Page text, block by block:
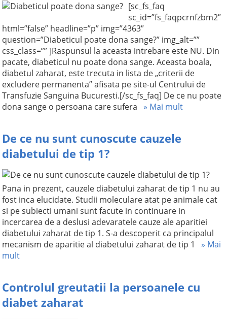
[sc_fs_faq
sc_id=”fs_faqpcrnfzbm2″
html=”false” headline=”p” img=”4363″
question=”Diabeticul poate dona sange?” img_alt=””
css_class=”” ]Raspunsul la aceasta intrebare este NU. Din
pacate, diabeticul nu poate dona sange. Aceasta boala,
diabetul zaharat, este trecuta in lista de „criterii de
excludere permanenta” afisata pe site-ul Centrului de
Transfuzie Sanguina Bucuresti.[/sc_fs_faq] De ce nu poate
dona sange o persoana care sufera » Mai mult
De ce nu sunt cunoscute cauzele
diabetului de tip 1?
Pana in prezent, cauzele diabetului zaharat de tip 1 nu au
fost inca elucidate. Studii moleculare atat pe animale cat
si pe subiecti umani sunt facute in continuare in
incercarea de a deslusi adevaratele cauze ale aparitiei
diabetului zaharat de tip 1. S-a descoperit ca principalul
mecanism de aparitie al diabetului zaharat de tip 1
» Mai
mult
Controlul greutatii la persoanele cu
diabet zaharat